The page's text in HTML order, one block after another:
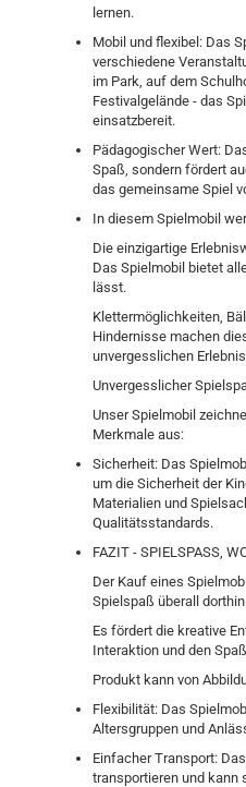
lernen.
Mobil und flexibel: Das
verschiedene
im Park, auf dem
Festivalgelände - das
einsatzbereit.
Pädagogischer Wert:
Spaß, sondern fördert
das gemeinsame Spiel
In diesem Spielmobil
Die einzigartige
Das Spielmobil bietet
lässt.
Klettermöglichkeiten,
Hindernisse machen
unvergesslichen
Unvergesslicher
Unser Spielmobil
Merkmale aus:
Sicherheit: Das
um die Sicherheit der
Materialien und
Qualitätsstandards.
FAZIT - SPIELSPASS,
Der Kauf eines
Spielspaß überall
Es fördert die kreative
Interaktion und den
Produkt kann von
Flexibilität: Das
Altersgruppen und
Einfacher Transport:
transportieren und kann